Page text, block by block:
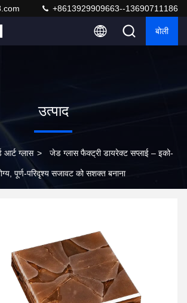
+8613929909663--13690711186
बोली
उत्पाद
आर्ट ग्लास > जेड ग्लास फैक्ट्री डायरेक्ट सप्लाई – इको-
पूर्ण-परिदृश्य सजावट को सशक्त बनाना